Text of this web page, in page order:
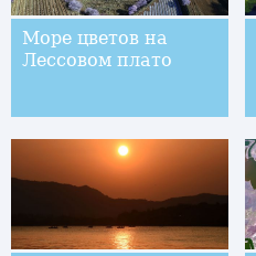
Море цветов на
Лессовом плато